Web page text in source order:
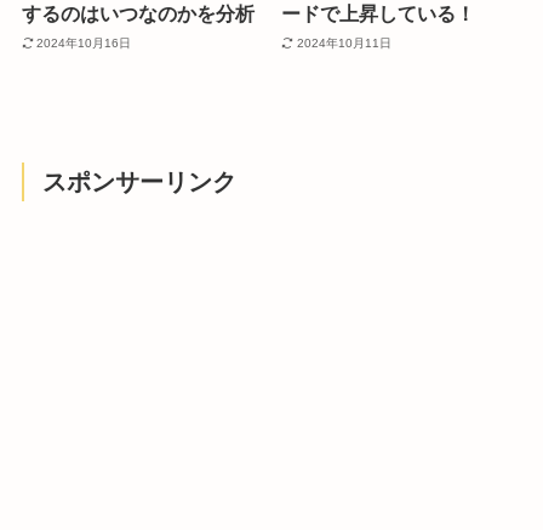
するのはいつなのかを分析
2024年10月16日
ードで上昇している！
2024年10月11日
スポンサーリンク